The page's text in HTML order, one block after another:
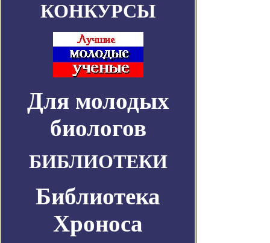
КОНКУРСЫ
Для молодых
биологов
БИБЛИОТЕКИ
Библиотека
Хроноса